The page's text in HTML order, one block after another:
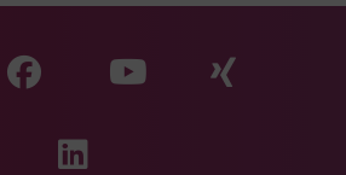
Zu unserer Facebook
Zu
Zu unserer